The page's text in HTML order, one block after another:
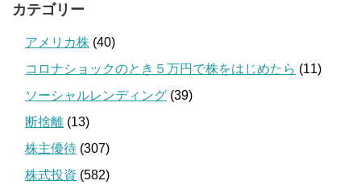
カテゴリー
アメリカ株 (40)
コロナショックのとき５万円で株をはじめたら (11)
ソーシャルレンディング (39)
断捨離 (13)
株主優待 (307)
株式投資 (582)